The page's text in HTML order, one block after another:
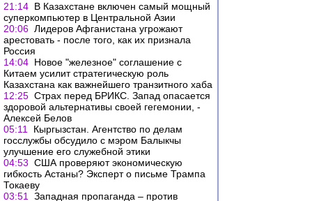
21:14 В Казахстане включен самый мощный
суперкомпьютер в Центральной Азии
20:06 Лидеров Афганистана угрожают
арестовать - после того, как их признала
Россия
14:04 Новое "железное" соглашение с
Китаем усилит стратегическую роль
Казахстана как важнейшего транзитного хаба
12:25 Страх перед БРИКС. Запад опасается
здоровой альтернативы своей гегемонии, -
Алексей Белов
05:11
Кыргызстан. Агентство по делам
госслужбы обсудило с мэром Балыкчы
улучшение его служебной этики
04:53 США проверяют экономическую
гибкость Астаны? Эксперт о письме Трампа
Токаеву
03:51
Западная пропаганда – против